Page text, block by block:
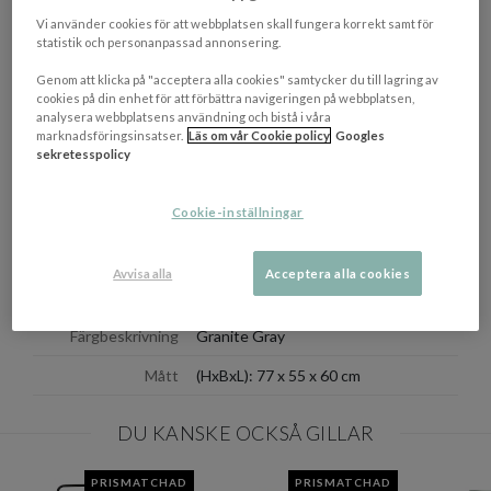
även vid daglig utomhusanvändning. Den stabila konstruktionen
kombineras med en lätt och stapelbar design, vilket gör stolen
rekommenderas att stolen täcks under vinterhalvåret.
OM VARUMÄRKET
Pulverlackerat galvaniserat stål
Färgbeskrivning Granite Gray
Mått (HxBxL): 77 x 55 x 60 cm
DU KANSKE OCKSÅ GILLAR
PRISMATCHAD PRISMATCHAD
Vi använder cookies för att webbplatsen skall fungera korrekt samt för
statistik och personanpassad annonsering.
Genom att klicka på "acceptera alla cookies" samtycker du till lagring av
cookies på din enhet för att förbättra navigeringen på webbplatsen,
analysera webbplatsens användning och bistå i våra
marknadsföringsinsatser. Läs om vår Cookie policy Googles
sekretesspolicy
Cookie-inställningar
Avvisa alla Acceptera alla cookies